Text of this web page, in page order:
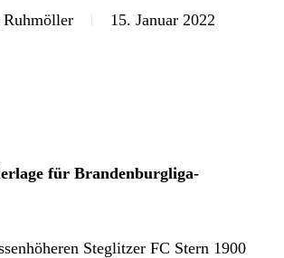
Ruhmöller 15. Januar 2022
für Brandenburgliga-
Steglitzer FC Stern 1900